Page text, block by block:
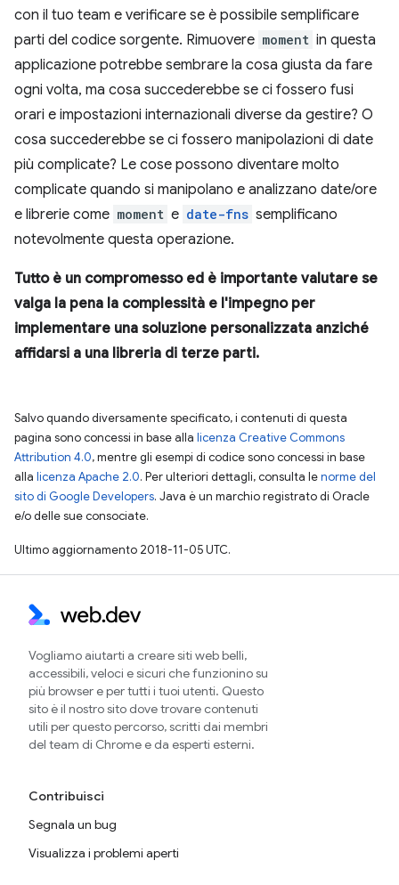
con il tuo team e verificare se è possibile semplificare
parti del codice sorgente. Rimuovere moment in questa
applicazione potrebbe sembrare la cosa giusta da fare
ogni volta, ma cosa succederebbe se ci fossero fusi
orari e impostazioni internazionali diverse da gestire? O
cosa succederebbe se ci fossero manipolazioni di date
più complicate? Le cose possono diventare molto
complicate quando si manipolano e analizzano date/ore
e librerie come moment e date-fns semplificano
notevolmente questa operazione.
Tutto è un compromesso ed è importante valutare se
valga la pena la complessità e l'impegno per
implementare una soluzione personalizzata anziché
affidarsi a una libreria di terze parti.
Salvo quando diversamente specificato, i contenuti di questa
pagina sono concessi in base alla licenza Creative Commons
Attribution 4.0, mentre gli esempi di codice sono concessi in base
alla licenza Apache 2.0. Per ulteriori dettagli, consulta lenorme del
sito di Google Developers. Java è un marchio registrato di Oracle
e/o delle sue consociate.
Ultimo aggiornamento 2018-11-05 UTC.
Vogliamo aiutarti a creare siti web belli,
accessibili, veloci e sicuri che funzionino su
più browser e per tutti i tuoi utenti. Questo
sito è il nostro sito dove trovare contenuti
utili per questo percorso, scritti dai membri
del team di Chrome e da esperti esterni.
Contribuisci
Segnala un bug
Visualizza i problemi aperti